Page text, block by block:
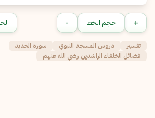
إرسال إلغاء
+ حجم الخط -
تفسير دروس المسجد النبوي
سورة الحديد
فضائل الخلفاء الراشدين رضي الله عنهم